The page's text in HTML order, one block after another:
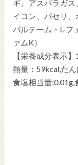
ギ、アスパラガ
イコン、パセリ
パルテーム・L-フ
ァムK）
【栄養成分表示
熱量：59kcal,た
食塩相当量:0.01g,